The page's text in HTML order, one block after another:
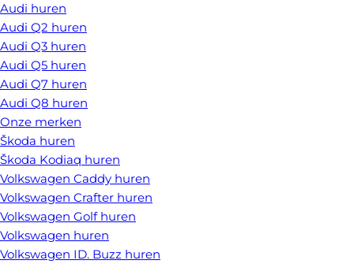
Audi huren
Audi Q2 huren
Audi Q3 huren
Audi Q5 huren
Audi Q7 huren
Audi Q8 huren
Onze merken
Škoda huren
Škoda Kodiaq huren
Volkswagen Caddy huren
Volkswagen Crafter huren
Volkswagen Golf huren
Volkswagen huren
Volkswagen ID. Buzz huren